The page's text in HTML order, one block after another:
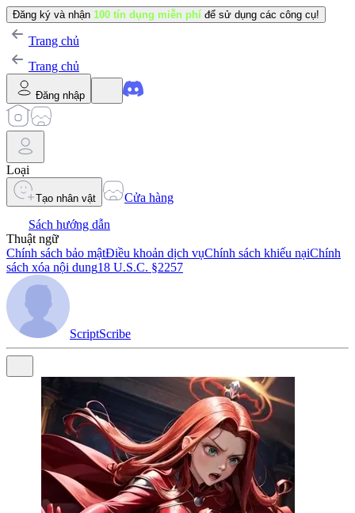
Đăng ký và nhận 100 tín dụng miễn phí để sử dụng các công cụ!
Trang chủ
Trang chủ
Đăng nhập
Loại
Tạo nhân vật
Cửa hàng
Sách hướng dẫn
Thuật ngữ
Chính sách bảo mậtĐiều khoản dịch vụChính sách khiếu nạiChính
sách xóa nội dung18 U.S.C. §2257
ScriptScribe